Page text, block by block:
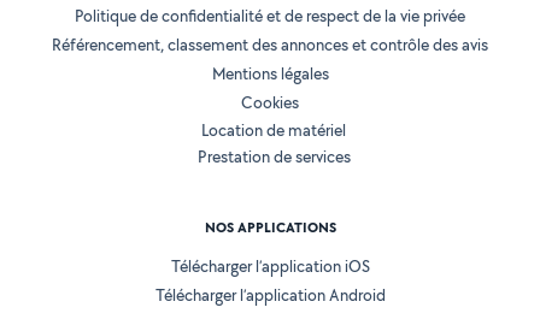
Politique de confidentialité et de respect de la vie privée
Référencement, classement des annonces et contrôle des avis
Mentions légales
Cookies
Location de matériel
Prestation de services
NOS APPLICATIONS
Télécharger l’application iOS
Télécharger l’application Android